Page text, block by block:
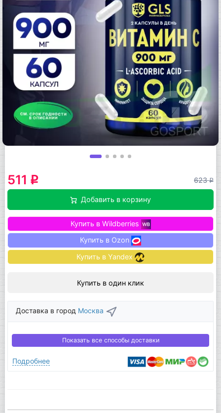
511 q 623q
Добавить в корзину
Купить в Wildberries
Купить в Ozon
Купить в Yandex
Купить в один клик
Доставка в город Москва
Показать все способы доставки
Подробнее